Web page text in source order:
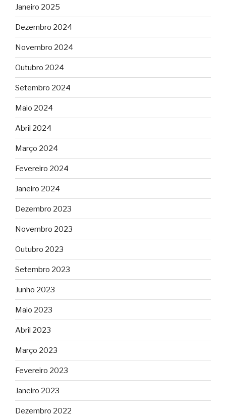
Janeiro 2025
Dezembro 2024
Novembro 2024
Outubro 2024
Setembro 2024
Maio 2024
Abril 2024
Março 2024
Fevereiro 2024
Janeiro 2024
Dezembro 2023
Novembro 2023
Outubro 2023
Setembro 2023
Junho 2023
Maio 2023
Abril 2023
Março 2023
Fevereiro 2023
Janeiro 2023
Dezembro 2022